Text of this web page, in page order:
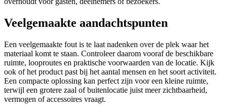
Veelgemaakte aandachtspunten
Een veelgemaakte fout is te laat nadenken over de plek waar het
materiaal komt te staan. Controleer daarom vooraf de beschikbare
ruimte, looproutes en praktische voorwaarden van de locatie. Kijk
ook of het product past bij het aantal mensen en het soort activiteit.
Een compacte oplossing kan perfect zijn voor een kleine ruimte,
terwijl een grotere zaal of buitenlocatie juist meer zichtbaarheid,
vermogen of accessoires vraagt.